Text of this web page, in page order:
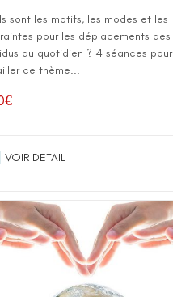
sont les motifs, les modes et les
pour les déplacements des
au quotidien ? 4 séances pour
ce thème...
€
VOIR DETAIL